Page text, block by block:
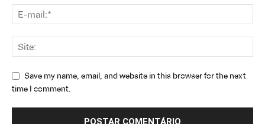
Save my name, email, and website in this browser for the next
time I comment.